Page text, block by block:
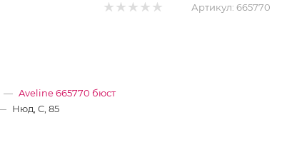
Артикул: 665770
— Aveline 665770 бюст
Нюд, C, 85